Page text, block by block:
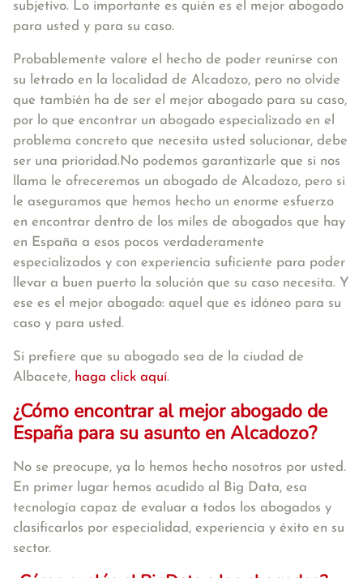
subjetivo. Lo importante es quién es el mejor abogado
para usted y para su caso.
Probablemente valore el hecho de poder reunirse con
su letrado en la localidad de Alcadozo, pero no olvide
que también ha de ser el mejor abogado para su caso,
por lo que encontrar un abogado especializado en el
problema concreto que necesita usted solucionar, debe
ser una prioridad.No podemos garantizarle que si nos
llama le ofreceremos un abogado de Alcadozo, pero si
le aseguramos que hemos hecho un enorme esfuerzo
en encontrar dentro de los miles de abogados que hay
en España a esos pocos verdaderamente
especializados y con experiencia suficiente para poder
llevar a buen puerto la solución que su caso necesita. Y
ese es el mejor abogado: aquel que es idóneo para su
caso y para usted.
Si prefiere que su abogado sea de la ciudad de
Albacete, haga click aquí.
¿Cómo encontrar al mejor abogado de
España para su asunto en Alcadozo?
No se preocupe, ya lo hemos hecho nosotros por usted.
En primer lugar hemos acudido al Big Data, esa
tecnología capaz de evaluar a todos los abogados y
clasificarlos por especialidad, experiencia y éxito en su
sector.